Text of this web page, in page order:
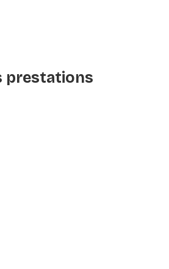
prestations